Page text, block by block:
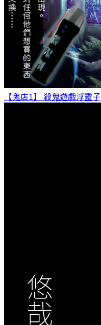
【鬼店1】 殺鬼遊戲浮靈子